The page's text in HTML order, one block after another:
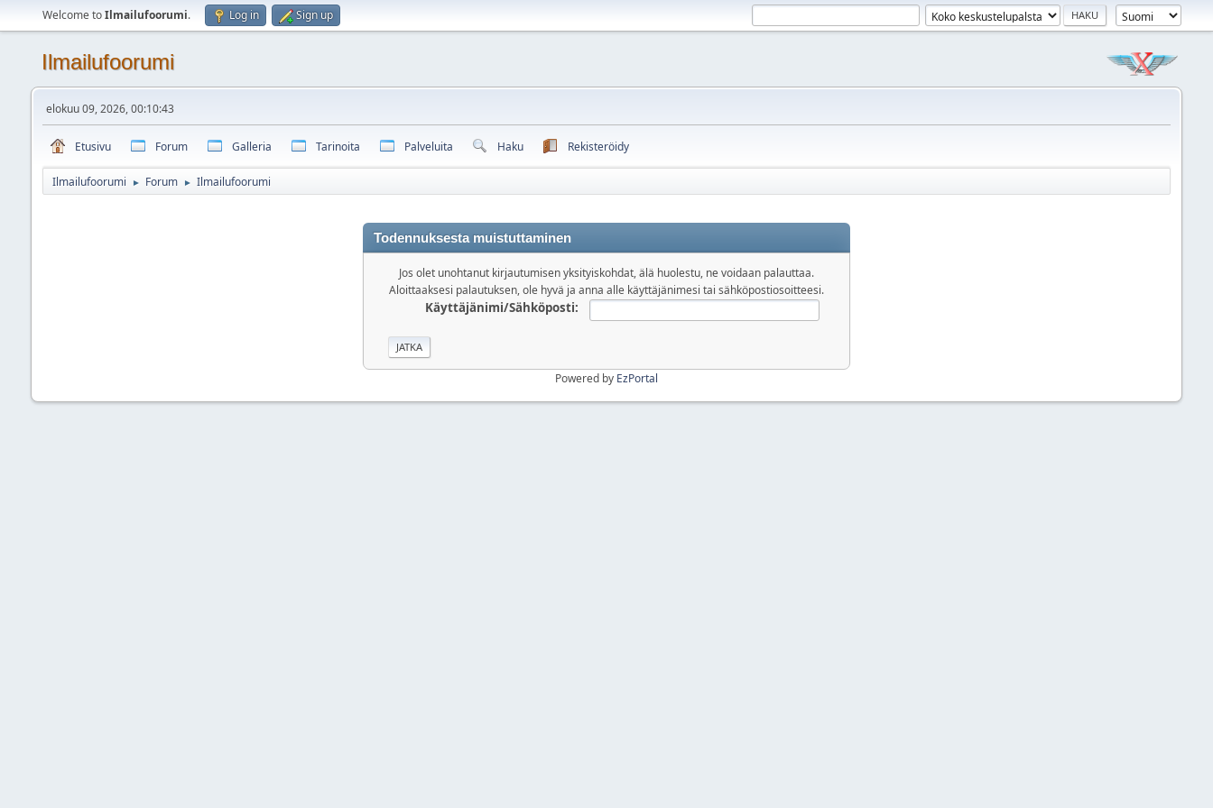
Welcome toIlmailufoorumi. Log in Sign up
Ilmailufoorumi
elokuu 09, 2026, 00:10:43
Etusivu Forum Galleria Tarinoita Palveluita Haku Rekisteröidy
Ilmailufoorumi ► Forum ► Ilmailufoorumi
Todennuksesta muistuttaminen
Jos olet unohtanut kirjautumisen yksityiskohdat, älä huolestu, ne voidaan palauttaa.
Aloittaaksesi palautuksen, ole hyvä ja anna alle käyttäjänimesi tai sähköpostiosoitteesi.
Käyttäjänimi/Sähköposti:
Powered by EzPortal